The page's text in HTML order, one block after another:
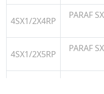
4SX1/2X4RP
PARAF
4SX1/2X5RP
PARAF